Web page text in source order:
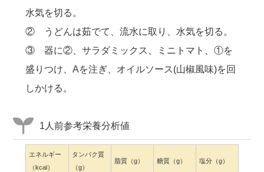
水気を切る。
② うどんは茹でて、流水に取り、水気を切る。
③ 器に②、サラダミックス、ミニトマト、①を
盛りつけ、Aを注ぎ、オイルソース(山椒風味)を回
しかける。
1人前参考栄養分析値
エネルギー
（kcal）
タンパク質
（g）
脂質（g） 糖質（g） 塩分（g）